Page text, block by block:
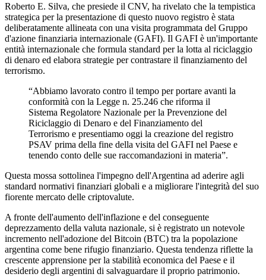
Roberto E. Silva, che presiede il CNV, ha rivelato che la tempistica
strategica per la presentazione di questo nuovo registro è stata
deliberatamente allineata con una visita programmata del Gruppo
d'azione finanziaria internazionale (GAFI). Il GAFI è un'importante
entità internazionale che formula standard per la lotta al riciclaggio
di denaro ed elabora strategie per contrastare il finanziamento del
terrorismo.
“Abbiamo lavorato contro il tempo per portare avanti la
conformità con la Legge n. 25.246 che riforma il
Sistema Regolatore Nazionale per la Prevenzione del
Riciclaggio di Denaro e del Finanziamento del
Terrorismo e presentiamo oggi la creazione del registro
PSAV prima della fine della visita del GAFI nel Paese e
tenendo conto delle sue raccomandazioni in materia”.
Questa mossa sottolinea l'impegno dell'Argentina ad aderire agli
standard normativi finanziari globali e a migliorare l'integrità del suo
fiorente mercato delle criptovalute.
A fronte dell'aumento dell'inflazione e del conseguente
deprezzamento della valuta nazionale, si è registrato un notevole
incremento nell'adozione del Bitcoin (BTC) tra la popolazione
argentina come bene rifugio finanziario. Questa tendenza riflette la
crescente apprensione per la stabilità economica del Paese e il
desiderio degli argentini di salvaguardare il proprio patrimonio.